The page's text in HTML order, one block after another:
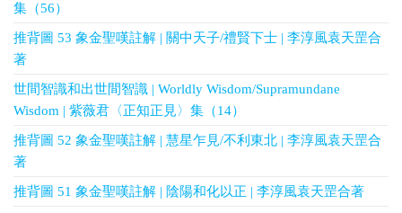
集（56）
推背圖 53 象金聖嘆註解 | 關中天子/禮賢下士 | 李淳風袁天罡合
著
世間智識和出世間智識 | Worldly Wisdom/Supramundane
Wisdom | 紫薇君〈正知正見〉集（14）
推背圖 52 象金聖嘆註解 | 慧星乍見/不利東北 | 李淳風袁天罡合
著
推背圖 51 象金聖嘆註解 | 陰陽和化以正 | 李淳風袁天罡合著